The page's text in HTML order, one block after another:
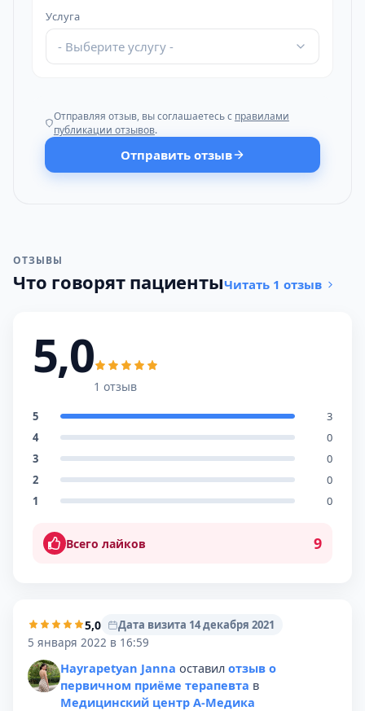
Услуга
- Выберите услугу -
Отправляя отзыв, вы соглашаетесь с правилами
публикации отзывов.
Отправить отзыв
ОТЗЫВЫ
Что говорят пациентыЧитать 1 отзыв
5,0
1 отзыв
5
3
4
0
3
0
2
0
1
0
Всего лайков 9
5,0
Дата визита 14 декабря 2021
5 января 2022 в 16:59
Hayrapetyan Janna оставил отзыв о
первичном приёме терапевта в
Медицинский центр А-Медика